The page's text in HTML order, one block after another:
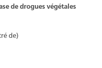
de drogues végétales
de)